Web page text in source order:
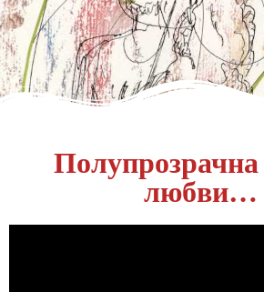
Полупрозрачна
любви…